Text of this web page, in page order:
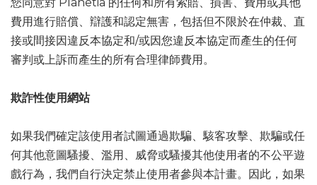
費用進行賠償、辯護和認定無害，包括但不限於在仲裁、直
接或間接因違反本協定和/或因您違反本協定而產生的任何
審判或上訴而產生的所有合理律師費用。
欺詐性使用網站
如果我們確定該使用者試圖通過欺騙、駭客攻擊、欺騙或任
何其他意圖騷擾、濫用、威脅或騷擾其他使用者的不公平遊
戲行為，我們自行決定禁止使用者參與本計畫。因此，如果